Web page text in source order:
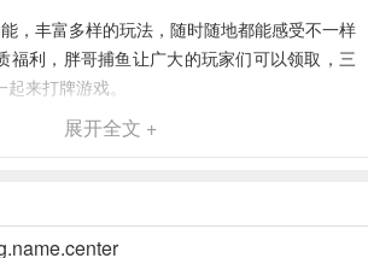
，丰富多样的玩法，随时随地都能感受不一样
福利，胖哥捕鱼让广大的玩家们可以领取，三
来打牌游戏。
百种熟悉的数码兽一一再现，可自由选择专
美再现，震撼特效点燃战斗热血。
展开全文 +